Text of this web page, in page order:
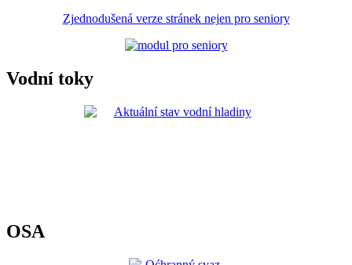
Zjednodušená verze stránek nejen pro seniory
Vodní toky
OSA